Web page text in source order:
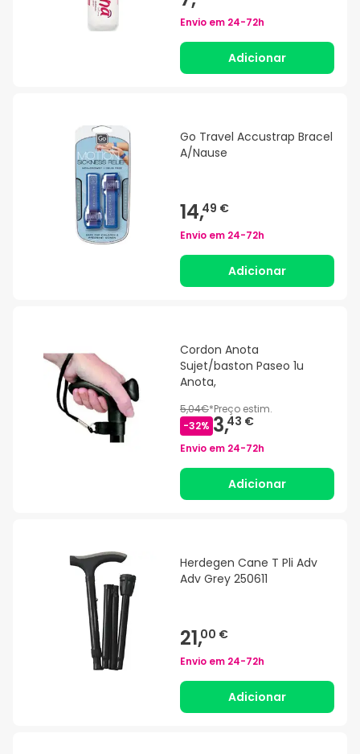
Envio em 24-72h
Adicionar
Go Travel Accustrap Bracel
A/Nause
14,49 €
Envio em 24-72h
Adicionar
Cordon Anota
Sujet/baston Paseo 1u
Anota,
5,04€*Preço estim.
-32% 3,43 €
Envio em 24-72h
Adicionar
Herdegen Cane T Pli Adv
Adv Grey 250611
21,00 €
Envio em 24-72h
Adicionar